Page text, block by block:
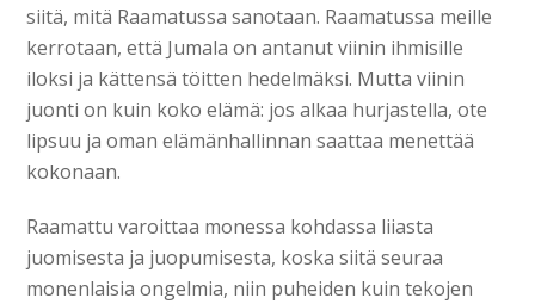
siitä, mitä Raamatussa sanotaan. Raamatussa meille
kerrotaan, että Jumala on antanut viinin ihmisille
iloksi ja kättensä töitten hedelmäksi. Mutta viinin
juonti on kuin koko elämä: jos alkaa hurjastella, ote
lipsuu ja oman elämänhallinnan saattaa menettää
kokonaan.
Raamattu varoittaa monessa kohdassa liiasta
juomisesta ja juopumisesta, koska siitä seuraa
monenlaisia ongelmia, niin puheiden kuin tekojen